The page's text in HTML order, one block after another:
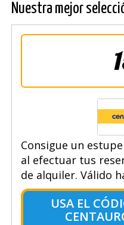
Nuestra mejor
Consigue un
al efectuar tus
de alquiler. Válido
USA EL